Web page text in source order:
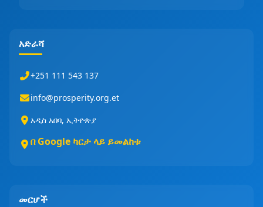
አድራሻ
+251 111 543 137
info@prosperity.org.et
አዲስ አበባ, ኢትዮጵያ
በ Google ካርታ ላይ ይመልከቱ
መርሆች